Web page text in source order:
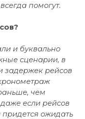
помогут.
и буквально
сценарии, в
задержек рейсов
чем
если рейсов
ожидать